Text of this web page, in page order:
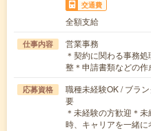
交通費
全額支給
仕事内容
営業事務
＊契約に関わる事務
整＊申請書類などの
応募資格
職種未経験OK / ブラ
要
＊未経験の方歓迎＊
時、キャリアを一緒